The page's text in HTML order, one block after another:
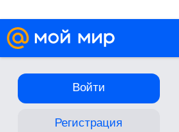
Войти
Регистрация